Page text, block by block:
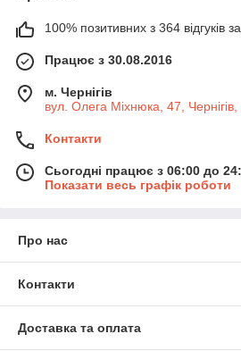
100% позитивних з 364 відгуків за
Працює з 30.08.2016
м. Чернігів
вул. Олега Міхнюка, 47, Чернігів,
Контакти
Сьогодні працює з 06:00 до
Показати весь графік роботи
Про нас
Контакти
Доставка та оплата